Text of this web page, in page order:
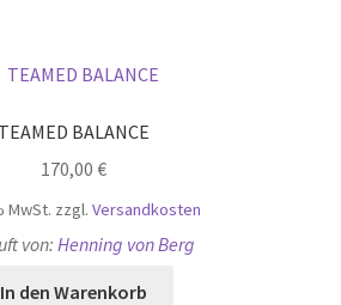
TEAMED BALANCE
170,00 €
MwSt. zzgl. Versandkosten
von:Henning von Berg
In den Warenkorb